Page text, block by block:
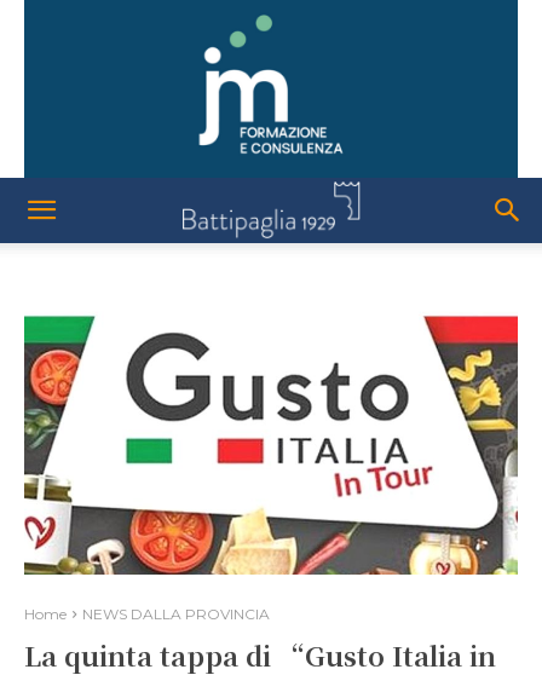
Home NEWS DALLA PROVINCIA
La quinta tappa di “Gusto Italia in